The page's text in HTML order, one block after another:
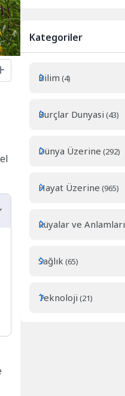
Kategoriler
Bilim (4)
Burçlar Dunyasi (43)
Dünya Üzerine (292)
Hayat Üzerine (965)
Rüyalar ve Anlamları
Sağlık (65)
Teknoloji (21)